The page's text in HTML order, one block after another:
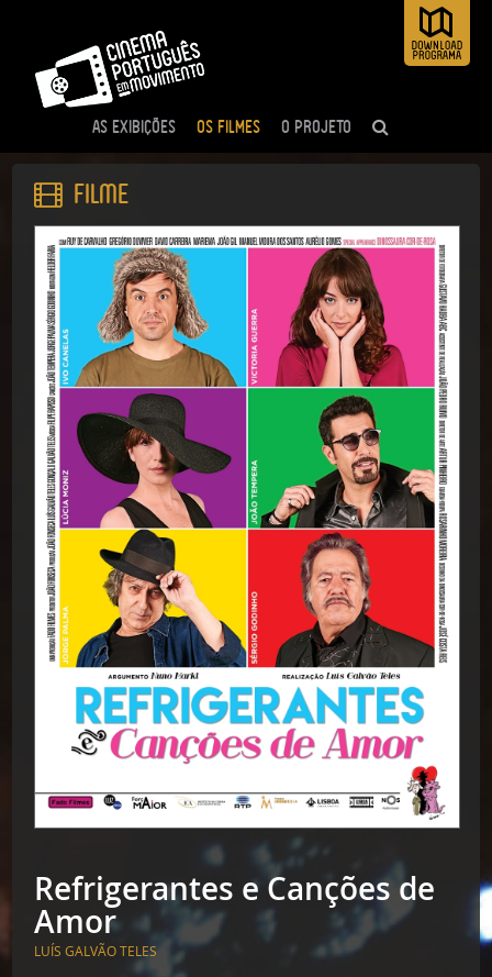
AS EXIBIÇÕES OS FILMES O PROJETO
Filme
Refrigerantes e Canções de
Amor
LUÍS GALVÃO TELES